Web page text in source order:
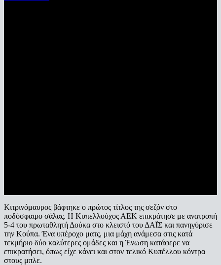
Κιτρινόμαυρος βάφτηκε ο πρώτος τίτλος της σεζόν στο
ποδόσφαιρο σάλας. Η Κυπελλούχος ΑΕΚ επικράτησε με ανατροπή
5-4 του πρωταθλητή Δούκα στο κλειστό του ΔΑΪΣ και πανηγύρισε
την Κούπα. Ένα υπέροχο ματς, μια μάχη ανάμεσα στις κατά
τεκμήριο δύο καλύτερες ομάδες και η Ένωση κατάφερε να
επικρατήσει, όπως είχε κάνει και στον τελικό Κυπέλλου κόντρα
στους μπλε.